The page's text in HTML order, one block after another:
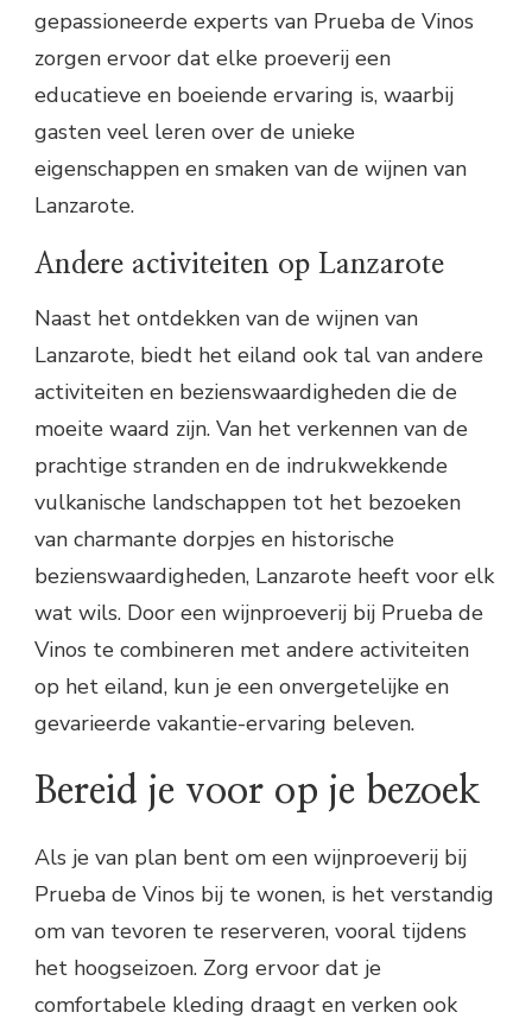
gepassioneerde experts van Prueba de Vinos
zorgen ervoor dat elke proeverij een
educatieve en boeiende ervaring is, waarbij
gasten veel leren over de unieke
eigenschappen en smaken van de wijnen van
Lanzarote.
Andere activiteiten op Lanzarote
Naast het ontdekken van de wijnen van
Lanzarote, biedt het eiland ook tal van andere
activiteiten en bezienswaardigheden die de
moeite waard zijn. Van het verkennen van de
prachtige stranden en de indrukwekkende
vulkanische landschappen tot het bezoeken
van charmante dorpjes en historische
bezienswaardigheden, Lanzarote heeft voor elk
wat wils. Door een wijnproeverij bij Prueba de
Vinos te combineren met andere activiteiten
op het eiland, kun je een onvergetelijke en
gevarieerde vakantie-ervaring beleven.
Bereid je voor op je bezoek
Als je van plan bent om een wijnproeverij bij
Prueba de Vinos bij te wonen, is het verstandig
om van tevoren te reserveren, vooral tijdens
het hoogseizoen. Zorg ervoor dat je
comfortabele kleding draagt en verken ook